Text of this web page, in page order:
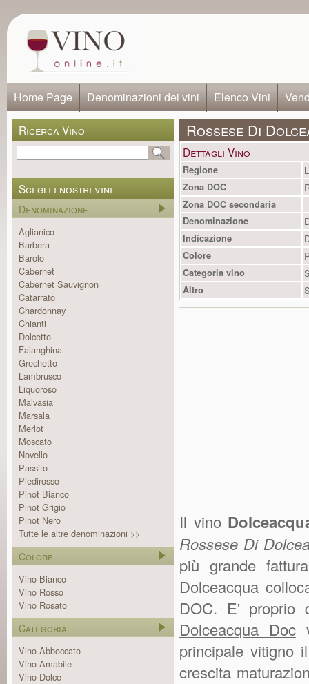
Home Page Denominazioni dei vini Elenco Vini
Ricerca Vino
Scegli i nostri vini
Denominazione
Aglianico
Barbera
Barolo
Cabernet
Cabernet Sauvignon
Catarrato
Chardonnay
Chianti
Dolcetto
Falanghina
Grechetto
Lambrusco
Liquoroso
Malvasia
Marsala
Merlot
Moscato
Novello
Passito
Piedirosso
Pinot Bianco
Pinot Grigio
Pinot Nero
Tutte le altre denominazioni >>
Colore
Vino Bianco
Vino Rosso
Vino Rosato
Categoria
Vino Abboccato
Vino Amabile
Vino Dolce
Rossese Di
Dettagli Vino
Regione
Zona DOC
Zona DOC secondaria
Denominazione
Indicazione
Colore
Categoria vino
Altro
Il vino
Rossese Di
più grande
Dolceacqua
DOC. E'
Dolceacqua Doc
principale vitigno
crescita